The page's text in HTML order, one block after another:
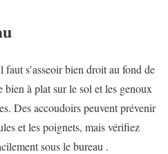
s’asseoir bien droit au fond de
bien à plat sur le sol et les genoux
Des accoudoirs peuvent prévenir
et les poignets, mais vérifiez
sous le bureau .